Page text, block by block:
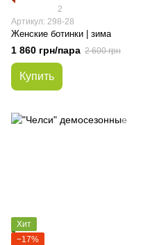
2
Артикул: 298-28
Женские ботинки | зима
1 860 грн/пара 2 600 грн
Купить
Хит
−17%